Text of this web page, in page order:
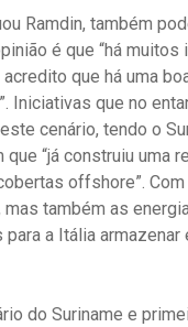
Ramdin, também
é que “há
que há uma
Iniciativas que no
cenário, tendo o
que “já construiu uma
offshore”.
também as
para a Itália
do Suriname e